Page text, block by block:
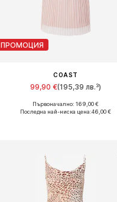
ПРОМОЦИЯ
COAST
99,90 €(195,39 лв.³)
Налични размери: 40, 42, 44
Първоначално: 169,00 €
Последна най-ниска цена:46,00 €